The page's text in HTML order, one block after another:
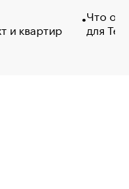
и квартир
Что
для